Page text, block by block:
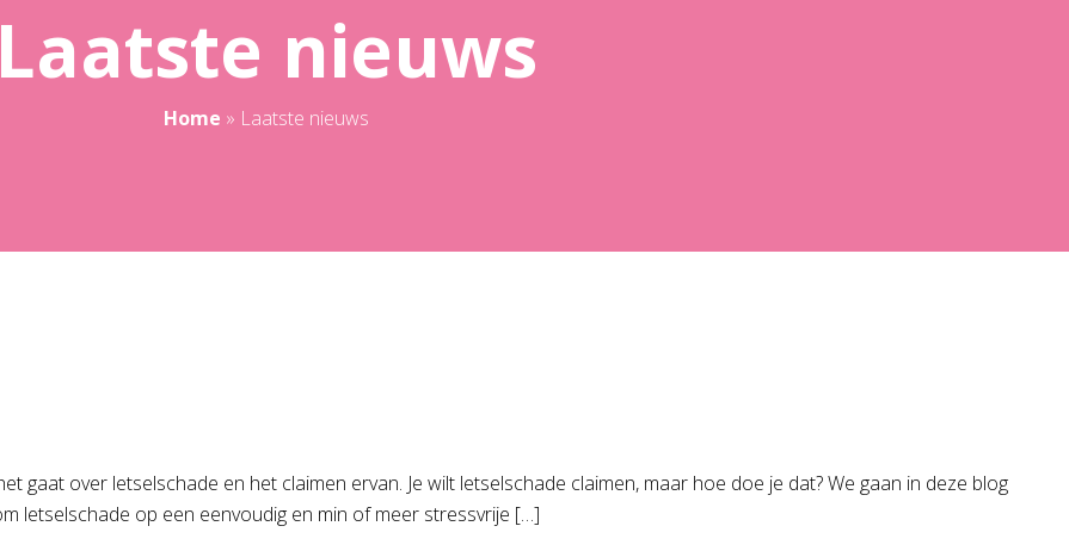
Laatste nieuws
Home » Laatste nieuws
gaat over letselschade en het claimen ervan. Je wilt letselschade claimen, maar hoe doe je dat? We gaan in deze blog
letselschade op een eenvoudig en min of meer stressvrije […]